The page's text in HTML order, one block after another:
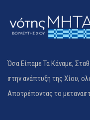
Όσα Είπαμε Τα Κάναμε,
στην ανάπτυξη της Χίου,
Αποτρέποντας το